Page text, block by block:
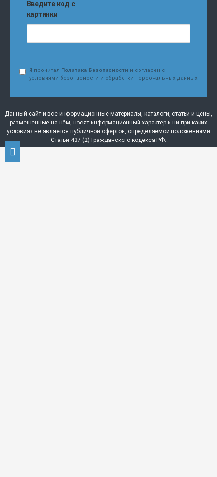
Введите код с
картинки
Я прочитал Политика Безопасности и согласен с
условиями безопасности и обработки персональных данных
Данный сайт и все информационные материалы, каталоги, статьи и цены,
размещенные на нём, носят информационный характер и ни при каких
условиях не является публичной офертой, определяемой положениями
Статьи 437 (2) Гражданского кодекса РФ.